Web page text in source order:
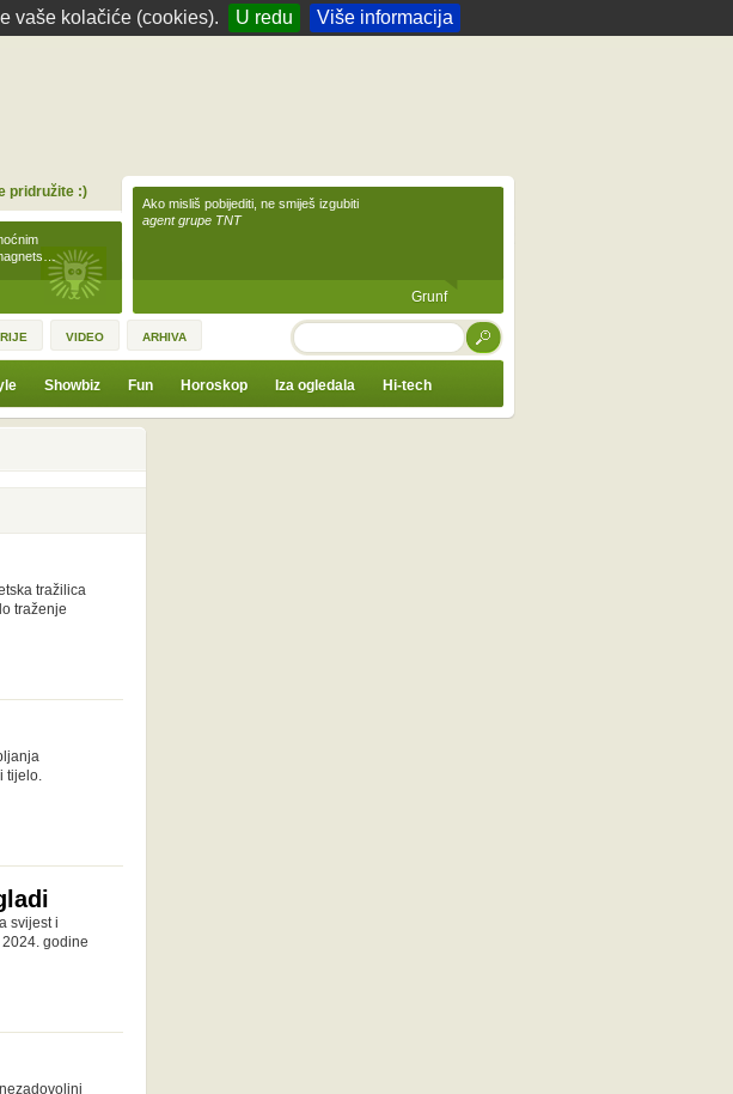
vaše kolačiće (cookies). U redu Više informacija
pridružite :)
Ako misliš pobijediti, ne smiješ izgubiti
agent grupe TNT
Grunf
VIDEO ARHIVA TRAŽI
Showbiz Fun Horoskop Iza ogledala Hi-tech
tražilica
traženje
tijelo.
svijest i
godine